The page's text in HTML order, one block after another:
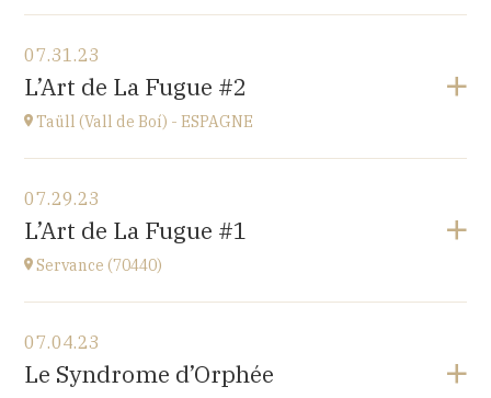
Escalarre (La Guingueta d'Àneu) - ESPAGNE
église
at21H00
07.31.23
L’Art de La Fugue #2
Taüll (Vall de Boí) - ESPAGNE
Taüll (Vall de Boí) - ESPAGNE
église
at21H00
07.29.23
L’Art de La Fugue #1
Servance (70440)
Eglise de Servance
at17H
07.04.23
Le Syndrome d’Orphée